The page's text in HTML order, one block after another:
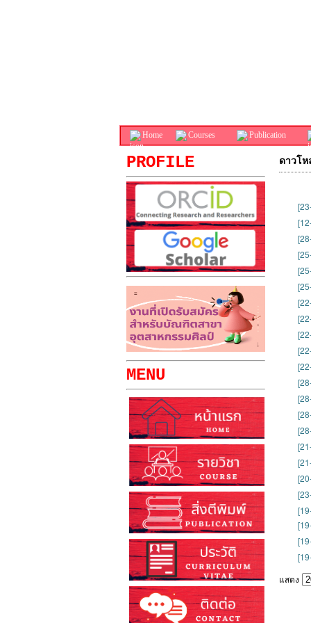
Home Courses Publication
PROFILE
MENU
ดาวโ
แสดง